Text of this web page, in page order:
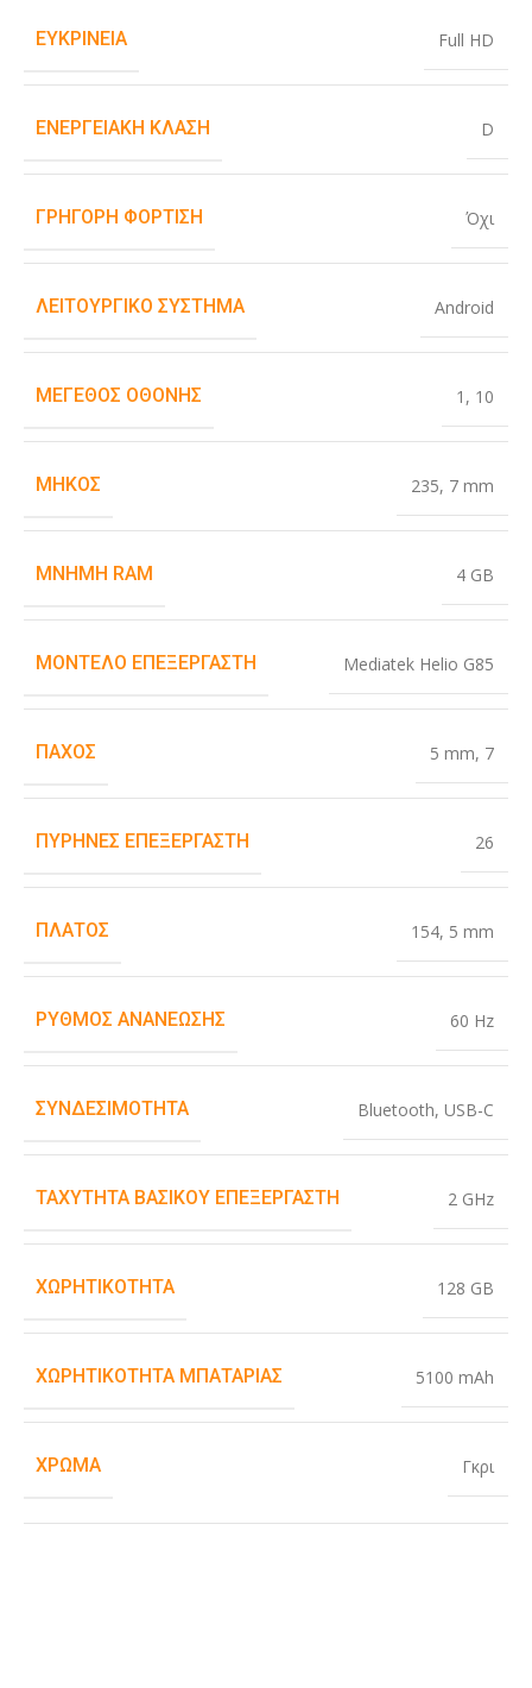
ΕΥΚΡΊΝΕΙΑ Full HD
ΕΝΕΡΓΕΙΑΚΉ ΚΛΆΣΗ D
ΓΡΉΓΟΡΗ ΦΌΡΤΙΣΗ Όχι
ΛΕΙΤΟΥΡΓΙΚΌ ΣΎΣΤΗΜΑ Android
ΜΈΓΕΘΟΣ ΟΘΌΝΗΣ 1 , 10
ΜΉΚΟΣ 235, 7 mm
ΜΝΉΜΗ RAM 4 GB
ΜΟΝΤΈΛΟ ΕΠΕΞΕΡΓΑΣΤΉ Mediatek Helio G85
ΠΆΧΟΣ 5 mm, 7
ΠΥΡΉΝΕΣ ΕΠΕΞΕΡΓΑΣΤΉ 26
ΠΛΆΤΟΣ 154, 5 mm
ΡΥΘΜΌΣ ΑΝΑΝΈΩΣΗΣ 60 Hz
ΣΥΝΔΕΣΙΜΌΤΗΤΑ Bluetooth, USB-C
ΤΑΧΎΤΗΤΑ ΒΑΣΙΚΟΎ ΕΠΕΞΕΡΓΑΣΤΉ 2 GHz
ΧΩΡΗΤΙΚΌΤΗΤΑ 128 GB
ΧΩΡΗΤΙΚΌΤΗΤΑ ΜΠΑΤΑΡΊΑΣ 5100 mAh
ΧΡΏΜΑ Γκρι